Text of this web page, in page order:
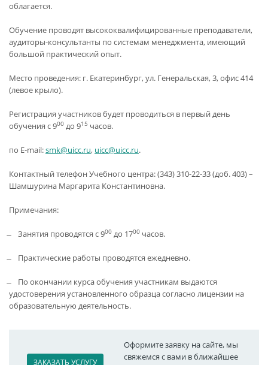
облагается.
Обучение проводят высококвалифицированные преподаватели,
аудиторы-консультанты по системам менеджмента, имеющий
большой практический опыт.
Место проведения: г. Екатеринбург, ул. Генеральская, 3, офис 414
(левое крыло).
Регистрация участников будет проводиться в первый день
обучения с 900 до 915 часов.
по Е-mail:smk@uicc.ru, uicc@uicc.ru.
Контактный телефон Учебного центра: (343) 310-22-33 (доб. 403) –
Шамшурина Маргарита Константиновна.
Примечания:
̶ Занятия проводятся с 900 до 1700 часов.
̶ Практические работы проводятся ежедневно.
̶ По окончании курса обучения участникам выдаются
удостоверения установленного образца согласно лицензии на
образовательную деятельность.
ЗАКАЗАТЬ УСЛУГУ
Оформите заявку на сайте, мы
свяжемся с вами в ближайшее